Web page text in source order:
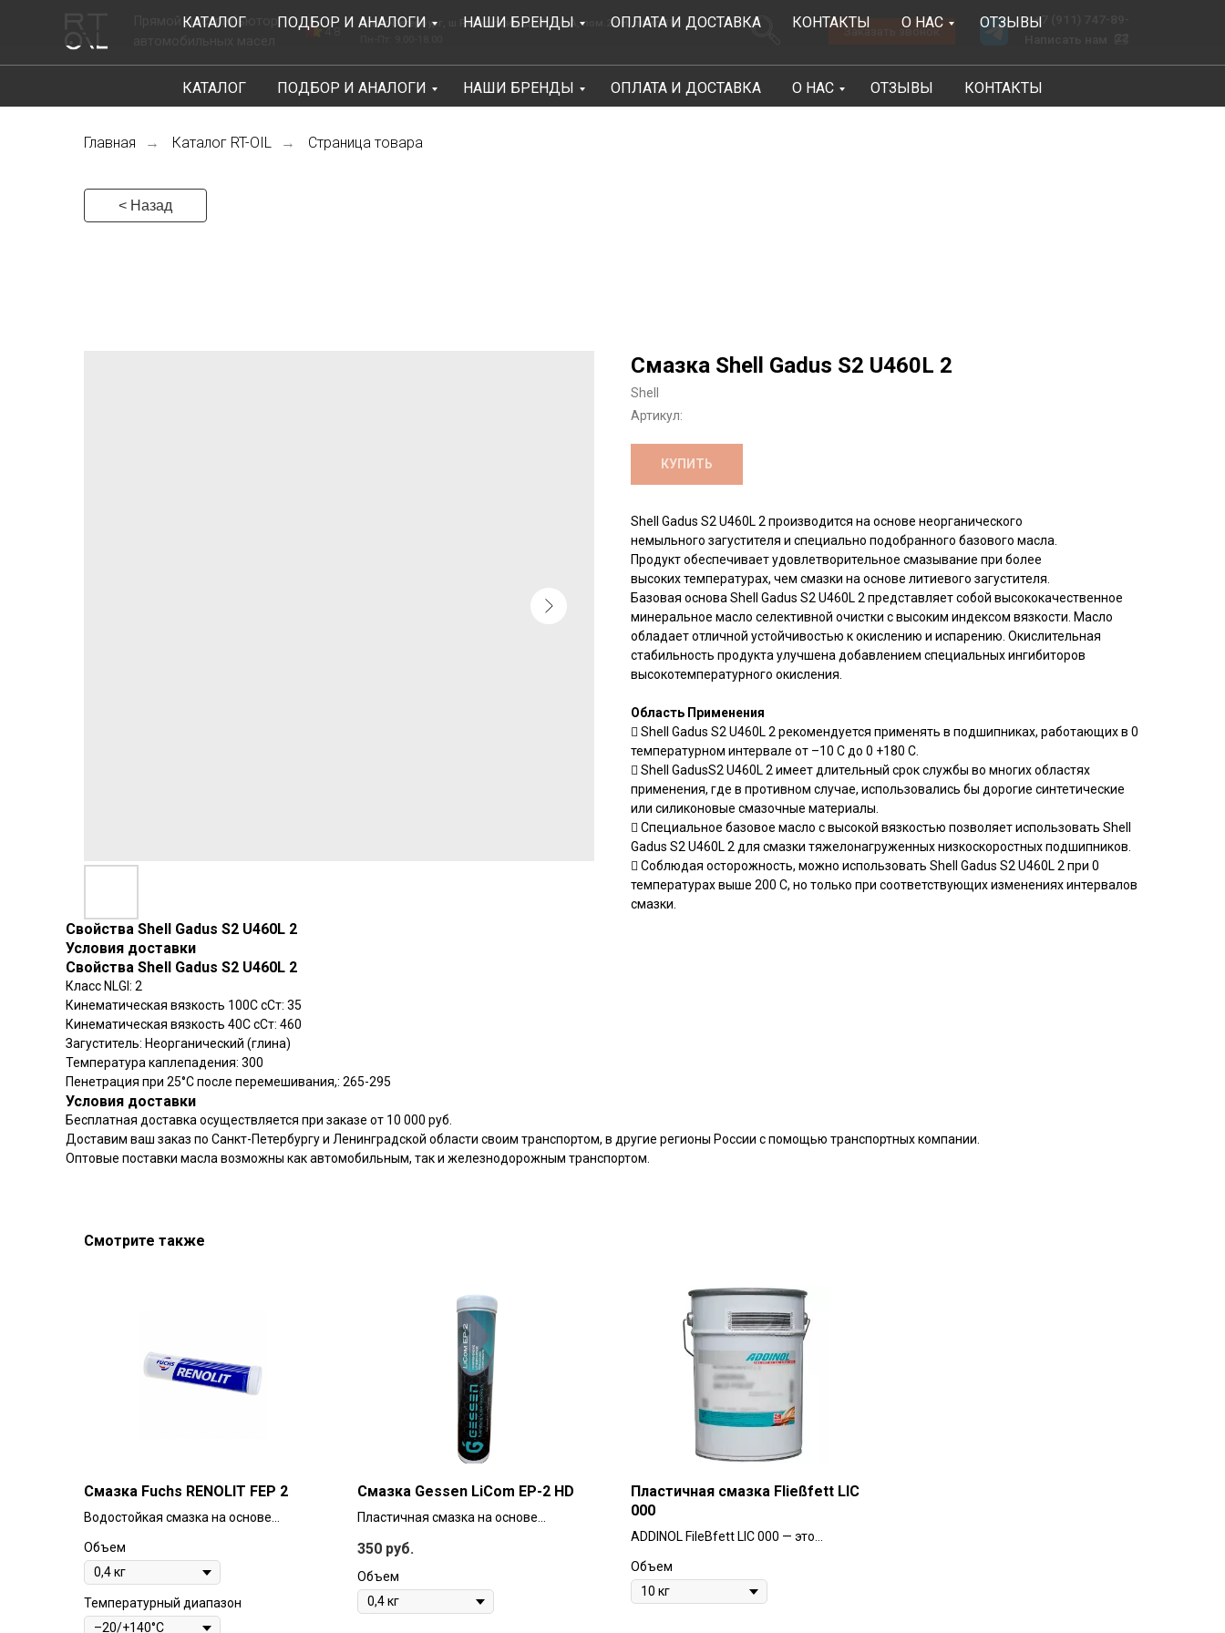
Прямой дистрибьютор +7 (911) 747-89-
Санкт-Петербург, ш.Революции, д.69, лит.А, пом.22-Н, офис 310
Написать нам
Заказать звонок
4.8
КАТАЛОГ ПОДБОР И АНАЛОГИ НАШИ БРЕНДЫ ОПЛАТА И ДОСТАВКА О НАС ОТЗЫВЫ КОНТАКТЫ
КАТАЛОГ ПОДБОР И АНАЛОГИ НАШИ БРЕНДЫ ОПЛАТА И ДОСТАВКА КОНТАКТЫ О НАС ОТЗЫВЫ
Главная → Каталог RT-OIL → Страница товара
< Назад
Смазка Shell Gadus S2 U460L 2
Shell
Артикул:
КУПИТЬ
Shell Gadus S2 U460L 2 производится на основе неорганического
немыльного загустителя и специально подобранного базового масла.
Продукт обеспечивает удовлетворительное смазывание при более
высоких температурах, чем смазки на основе литиевого загустителя.
Базовая основа Shell Gadus S2 U460L 2 представляет собой высококачественное
минеральное масло селективной очистки с высоким индексом вязкости. Масло
обладает отличной устойчивостью к окислению и испарению. Окислительная
стабильность продукта улучшена добавлением специальных ингибиторов
высокотемпературного окисления.
Область Применения
 Shell Gadus S2 U460L 2 рекомендуется применять в подшипниках, работающих в 0
температурном интервале от –10 С до 0 +180 С.
 Shell GadusS2 U460L 2 имеет длительный срок службы во многих областях
применения, где в противном случае, использовались бы дорогие синтетические
или силиконовые смазочные материалы.
 Специальное базовое масло с высокой вязкостью позволяет использовать Shell
Gadus S2 U460L 2 для смазки тяжелонагруженных низкоскоростных подшипников.
 Соблюдая осторожность, можно использовать Shell Gadus S2 U460L 2 при 0
температурах выше 200 С, но только при соответствующих изменениях интервалов
смазки.
Свойства Shell Gadus S2 U460L 2
Условия доставки
Свойства Shell Gadus S2 U460L 2
Класс NLGI: 2
Кинематическая вязкость 100C сСт: 35
Кинематическая вязкость 40C сСт: 460
Загуститель: Неорганический (глина)
Температура каплепадения: 300
Пенетрация при 25°C после перемешивания,: 265-295
Условия доставки
Бесплатная доставка осуществляется при заказе от 10 000 руб.
Доставим ваш заказ по Санкт-Петербургу и Ленинградской области своим транспортом, в другие регионы России с помощью транспортных компании.
Оптовые поставки масла возможны как автомобильным, так и железнодорожным транспортом.
Смотрите также
Смазка Fuchs RENOLIT FEP 2
Водостойкая смазка на основе
поверхностью и волокнистой
структурой. В состав смазки входят
старению, защиту деталей от
Объем
Температурный диапазон
Смазка Gessen LiCom EP-2 HD
Пластичная смазка на основе
комплексного литиевого загустителя с
добавлением противозадирных,
противоизносных, антиокислительных
присадок и
350 руб.
Объем
Пластичная смазка Fließfett LIC
000
ADDINOL FileBfett LIC 000 — это
минерального масла и литиевого
загустителя. Она легирована
Объем